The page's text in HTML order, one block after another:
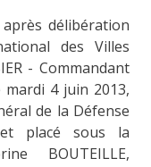
délibération
des Villes
- Commandant
mardi 4 juin 2013,
de la Défense
placé sous la
BOUTEILLE,